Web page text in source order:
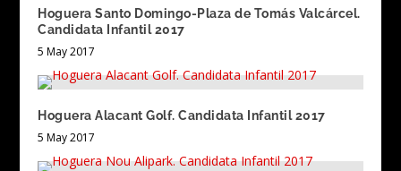
Hoguera Santo Domingo-Plaza de Tomás Valcárcel.
Candidata Infantil 2017
5 May 2017
Hoguera Alacant Golf. Candidata Infantil 2017
5 May 2017